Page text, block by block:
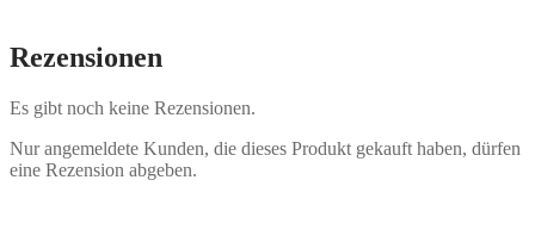
Rezensionen
Es gibt noch keine Rezensionen.
Nur angemeldete Kunden, die dieses Produkt gekauft haben, dürfen
eine Rezension abgeben.